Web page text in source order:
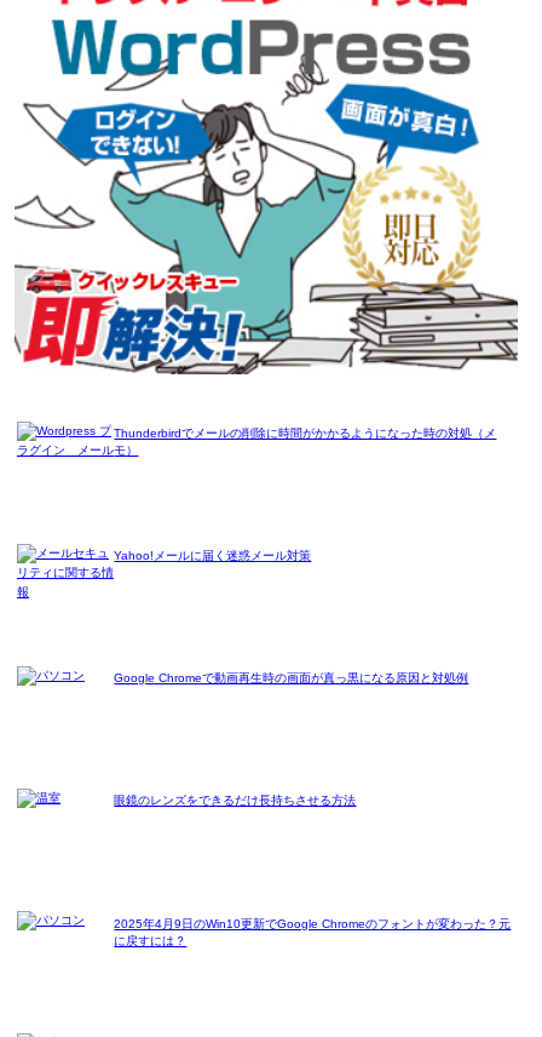
Thunderbirdでメールの削除に時間がかかるようになった時の対処（メ
モ）
Yahoo!メールに届く迷惑メール対策
Google Chromeで動画再生時の画面が真っ黒になる原因と対処例
眼鏡のレンズをできるだけ長持ちさせる方法
2025年4月9日のWin10更新でGoogle Chromeのフォントが変わった？元
に戻すには？